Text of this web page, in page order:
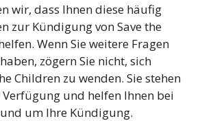
wir, dass Ihnen diese häufig
zur Kündigung von Save the
Wenn Sie weitere Fragen
zögern Sie nicht, sich
Children zu wenden. Sie stehen
und helfen Ihnen bei
um Ihre Kündigung.